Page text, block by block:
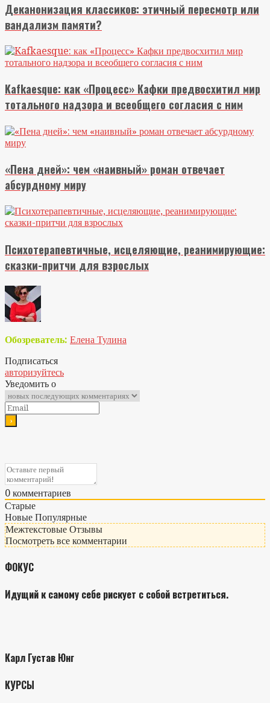
Деканонизация классиков: этичный пересмотр или
вандализм памяти?
Kafkaesque: как «Процесс» Кафки предвосхитил мир
тотального надзора и всеобщего согласия с ним
«Пена дней»: чем «наивный» роман отвечает
абсурдному миру
Психотерапевтичные, исцеляющие, реанимирующие:
сказки-притчи для взрослых
Обозреватель: Елена Тулина
Подписаться
авторизуйтесь
Уведомить о
0 комментариев
Старые
Новые Популярные
Межтекстовые Отзывы
Посмотреть все комментарии
ФОКУС
Идущий к самому себе рискует с собой встретиться.
Карл Густав Юнг
КУРСЫ